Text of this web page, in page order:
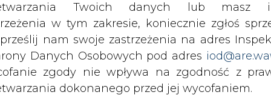
Twoich danych lub masz
w tym zakresie, koniecznie zgłoś
prześlij nam swoje zastrzeżenia na adres
Danych Osobowych pod adres
zgody nie wpływa na zgodność z
dokonanego przed jej wycofaniem.
autobusu e-Citaro od Mercedesa.
elektrycznego, prezes BVG Sigrid
wymienić całą swoją flotę autobusów
roku. Plany na najbliższe lata zakładają
aby do końca 2022 roku po Berlinie
autobusów elektrycznych należących do